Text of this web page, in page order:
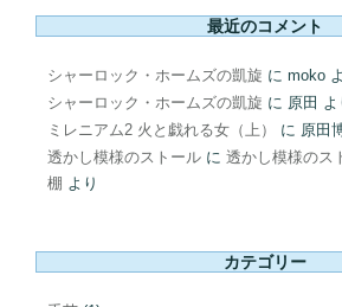
最近のコメント
シャーロック・ホームズの凱旋 に moko
シャーロック・ホームズの凱旋 に 原田 よ
ミレニアム2 火と戯れる女（上）
に 原田
透かし模様のストール に 透かし模様のス
棚 より
カテゴリー